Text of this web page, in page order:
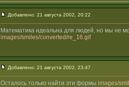
Добавлено: 21 августа 2002, 20:22
Математика идеальна для людей, но мы не
images/smiles/converted/re_16.gif
Добавлено: 21 августа 2002, 23:47
Осталось только найти эти формы images/